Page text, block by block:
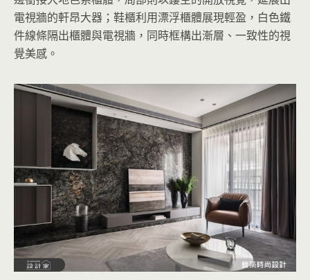
電視牆的軒昂大器；鞋櫃利用漂浮櫃體展現輕盈，白色鐵
件線條隔出櫃體與電視牆，同時框構出漸層、一致性的視
覺美感。